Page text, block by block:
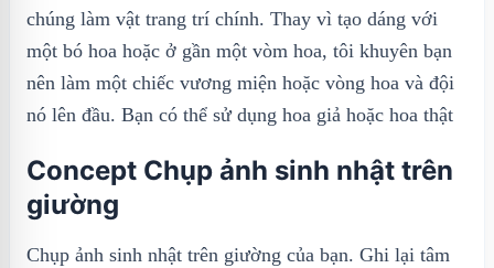
chúng làm vật trang trí chính. Thay vì tạo dáng với
một bó hoa hoặc ở gần một vòm hoa, tôi khuyên bạn
nên làm một chiếc vương miện hoặc vòng hoa và đội
nó lên đầu. Bạn có thể sử dụng hoa giả hoặc hoa thật
Concept Chụp ảnh sinh nhật trên
giường
Chụp ảnh sinh nhật trên giường của bạn. Ghi lại tâm